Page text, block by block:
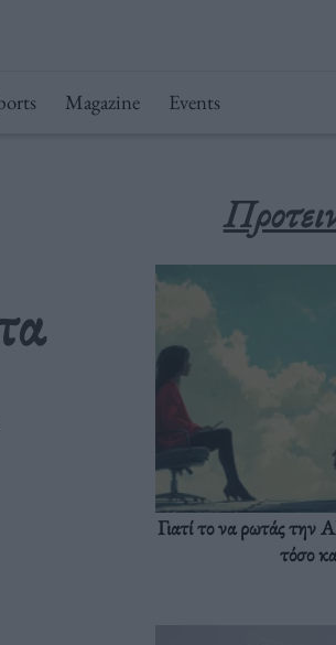
Magazine Events
Γιατί το να ρωτάς την
τόσο